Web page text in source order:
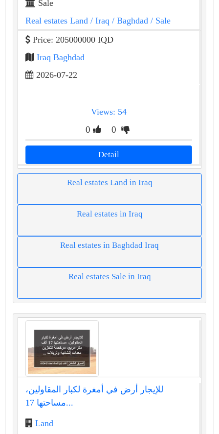
Sale
Real estates Land / Iraq / Baghdad / Sale
Price: 205000000 IQD
Iraq Baghdad
2026-07-22
Views: 54
0 0
Detail
Real estates Land in Iraq
Real estates in Iraq
Real estates in Baghdad Iraq
Real estates Sale in Iraq
للإيجار أرض في أمغرة لكبار المقاولين،
مساحتها 17...
Land